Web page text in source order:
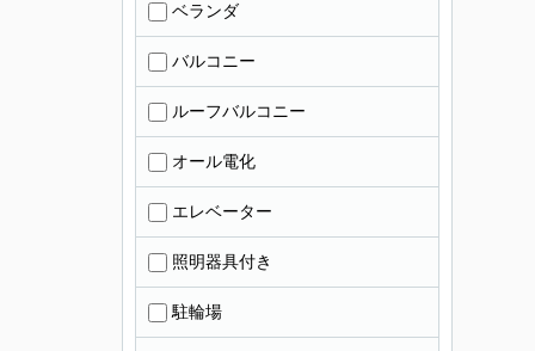
ベランダ
バルコニー
ルーフバルコニー
オール電化
エレベーター
照明器具付き
駐輪場